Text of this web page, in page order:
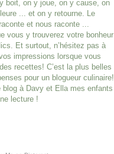
boit, on y joue, on y cause, on
... et on y retourne. Le
et nous raconte ...
vous y trouverez votre bonheur
Et surtout, n’hésitez pas à
impressions lorsque vous
recettes! C’est la plus belles
pour un blogueur culinaire!
blog à Davy et Ella mes enfants
lecture !